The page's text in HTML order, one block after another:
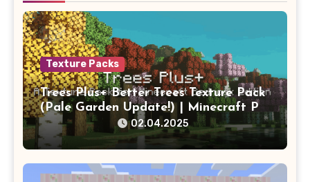
Texture Packs
Trees Plus+ Better Trees Texture Pack
(Pale Garden Update!) | Minecraft PE
Addons
02.04.2025